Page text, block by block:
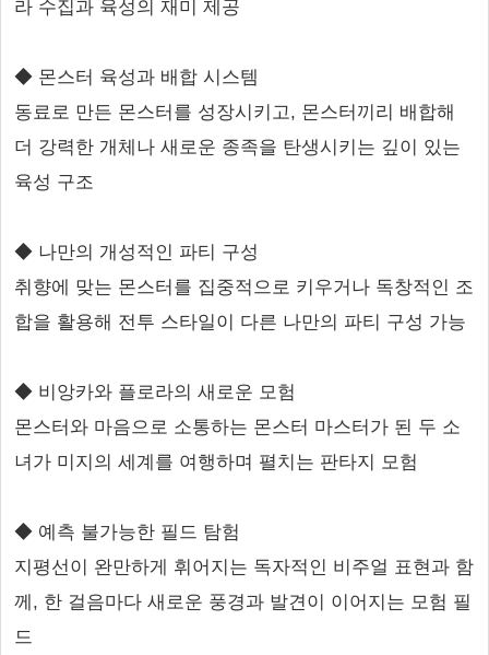
라 수집과 육성의 재미 제공
◆ 몬스터 육성과 배합 시스템
동료로 만든 몬스터를 성장시키고, 몬스터끼리 배합해
더 강력한 개체나 새로운 종족을 탄생시키는 깊이 있는
육성 구조
◆ 나만의 개성적인 파티 구성
취향에 맞는 몬스터를 집중적으로 키우거나 독창적인 조
합을 활용해 전투 스타일이 다른 나만의 파티 구성 가능
◆ 비앙카와 플로라의 새로운 모험
몬스터와 마음으로 소통하는 몬스터 마스터가 된 두 소
녀가 미지의 세계를 여행하며 펼치는 판타지 모험
◆ 예측 불가능한 필드 탐험
지평선이 완만하게 휘어지는 독자적인 비주얼 표현과 함
께, 한 걸음마다 새로운 풍경과 발견이 이어지는 모험 필
드